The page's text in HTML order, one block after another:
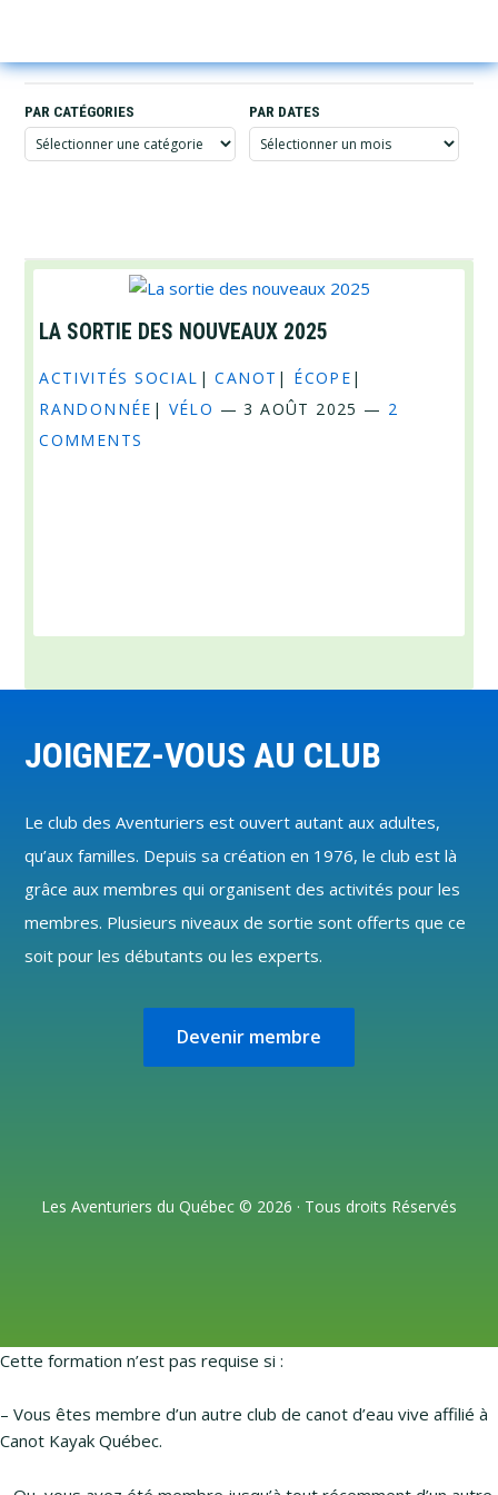
primary
main
footer
PAR CATÉGORIES
Par
catégories
PAR DATES
Par
dates
LA SORTIE DES NOUVEAUX 2025
ACTIVITÉS SOCIAL |CANOT | ÉCOPE |
RANDONNÉE | VÉLO —3 AOÛT 2025 — 2
COMMENTS
Footer
JOIGNEZ-VOUS AU CLUB
Le club des Aventuriers est ouvert autant aux adultes,
qu’aux familles. Depuis sa création en 1976, le club est là
grâce aux membres qui organisent des activités pour les
membres. Plusieurs niveaux de sortie sont offerts que ce
soit pour les débutants ou les experts.
Devenir membre
Les Aventuriers du Québec © 2026 · Tous droits Réservés
Cette formation n’est pas requise si :
– Vous êtes membre d’un autre club de canot d’eau vive affilié à
Canot Kayak Québec.